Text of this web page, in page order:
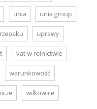
unia unia group
uprawy
vat w rolnictwie
warunkowość
wilkowice